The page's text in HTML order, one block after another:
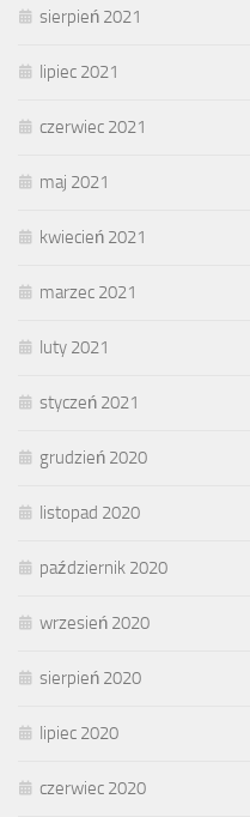
sierpień 2021
lipiec 2021
czerwiec 2021
maj 2021
kwiecień 2021
marzec 2021
luty 2021
styczeń 2021
grudzień 2020
listopad 2020
październik 2020
wrzesień 2020
sierpień 2020
lipiec 2020
czerwiec 2020